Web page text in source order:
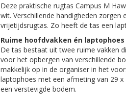
Deze praktische rugtas Campus M
wit. Verschillende handigheden
vrijetijdsrugtas. Zo heeft de tas een
Ruime hoofdvakken én laptophoes
De tas bestaat uit twee ruime vakken
voor het opbergen van verschillende
makkelijk op in de organiser in het
laptophoes met een afmeting van 29
een verstevigde bodem.